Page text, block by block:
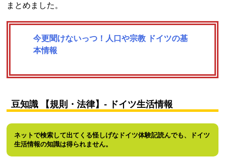
まとめました。
今更聞けないっつ！人口や宗教 ドイツの基
本情報
豆知識 【規則・法律】- ドイツ生活情報
ネットで検索して出てくる怪しげなドイツ体験記読んでも、ドイツ
生活情報の知識は得られません。